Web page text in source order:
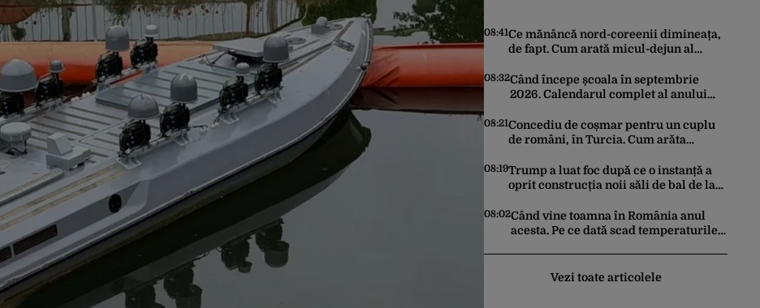
08:41Ce mănâncă nord-coreenii dimineața,
de fapt. Cum arată micul-dejun al
din Phenian
08:32Când începe școala în septembrie
2026. Calendarul complet al anului
08:21Concediu de coșmar pentru un cuplu
de români, în Turcia. Cum arăta
fost cazați
08:19Trump a luat foc după ce o instanță a
oprit construcția noii săli de bal de la
08:02Când vine toamna în România anul
acesta. Pe ce dată scad temperaturile
Vezi toate articolele